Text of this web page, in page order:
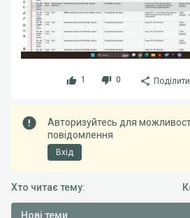
1 0
Авторизуйтесь для
повідомлення
Вхід
Хто читає тему:
Нові теми